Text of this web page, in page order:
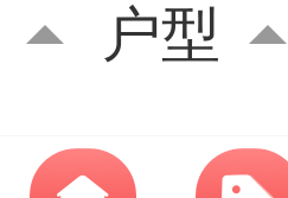
户型